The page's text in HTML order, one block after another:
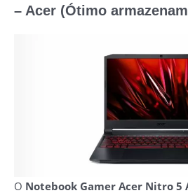
– Acer (Ótimo
O Notebook Gamer Acer Nitro 5